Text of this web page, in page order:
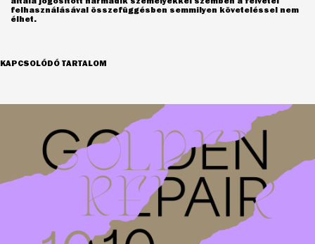
felhasználásával összefüggésben semmilyen követeléssel nem
élhet.
KAPCSOLÓDÓ TARTALOM